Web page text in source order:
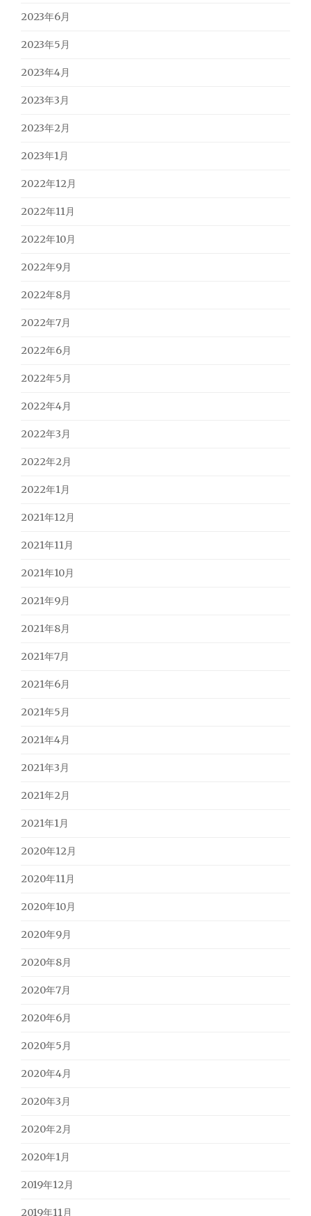
2023年6月
2023年5月
2023年4月
2023年3月
2023年2月
2023年1月
2022年12月
2022年11月
2022年10月
2022年9月
2022年8月
2022年7月
2022年6月
2022年5月
2022年4月
2022年3月
2022年2月
2022年1月
2021年12月
2021年11月
2021年10月
2021年9月
2021年8月
2021年7月
2021年6月
2021年5月
2021年4月
2021年3月
2021年2月
2021年1月
2020年12月
2020年11月
2020年10月
2020年9月
2020年8月
2020年7月
2020年6月
2020年5月
2020年4月
2020年3月
2020年2月
2020年1月
2019年12月
2019年11月